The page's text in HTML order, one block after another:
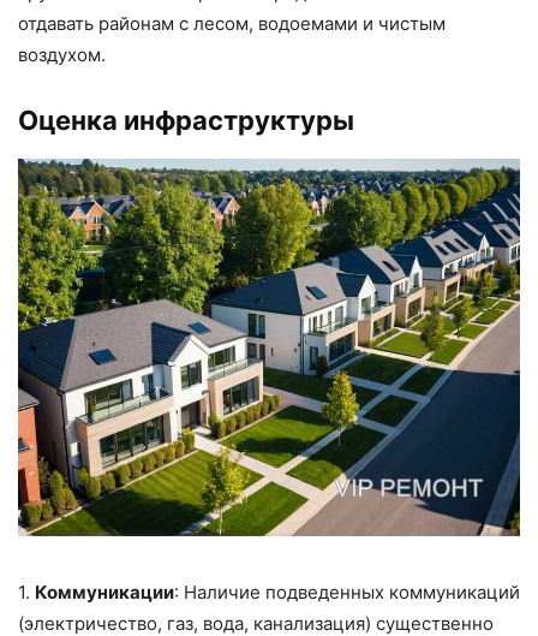
отдавать районам с лесом, водоемами и чистым
воздухом.
Оценка инфраструктуры
1. Коммуникации: Наличие подведенных коммуникаций
(электричество, газ, вода, канализация) существенно